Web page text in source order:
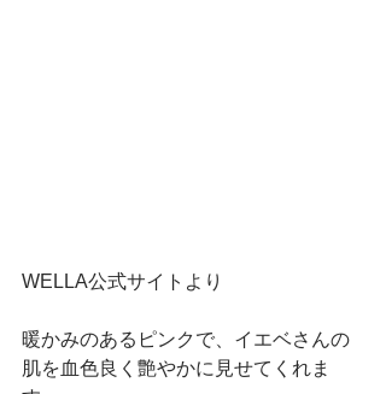
WELLA公式サイトより
暖かみのあるピンクで、イエベさんの
肌を血色良く艶やかに見せてくれま